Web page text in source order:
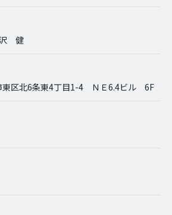
健
区北6条東4丁目1-4 ＮＥ6.4ビル 6F